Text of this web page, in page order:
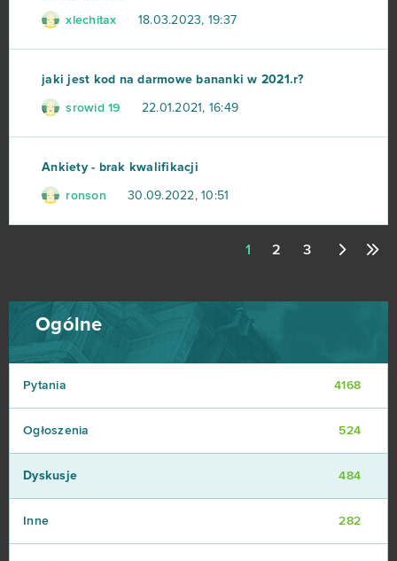
xlechitax 18.03.2023, 19:37
jaki jest kod na darmowe bananki w 2021.r?
srowid 19 22.01.2021, 16:49
Ankiety - brak kwalifikacji
ronson 30.09.2022, 10:51
1 2 3
Ogólne
Pytania 4168
Ogłoszenia 524
Dyskusje 484
Inne 282